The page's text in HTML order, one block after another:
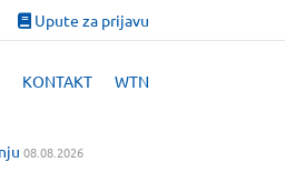
Upute za prijavu
KONTAKT WTN
08.08.2026